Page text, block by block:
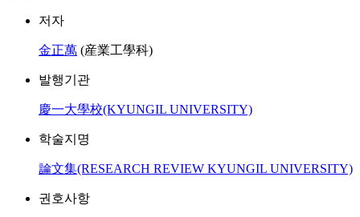
저자
金正萬 (産業工學科)
발행기관
慶一大學校(KYUNGIL UNIVERSITY)
학술지명
論文集(RESEARCH REVIEW KYUNGIL UNIVERSITY)
권호사항